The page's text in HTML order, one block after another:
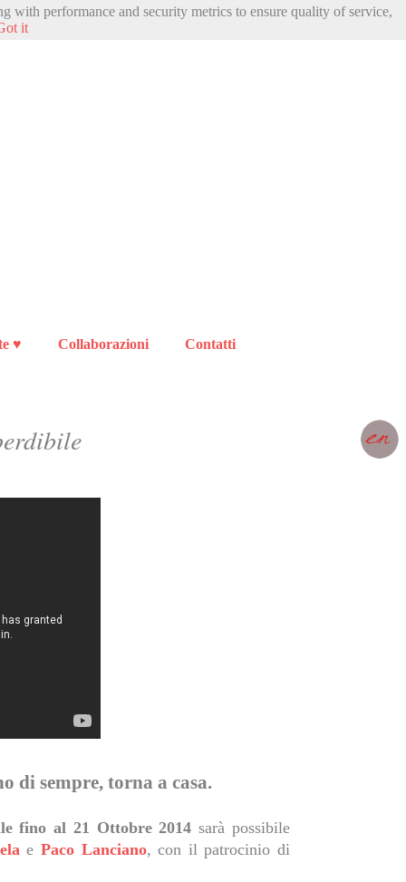
♥ Collaborazioni Contatti
di sempre, torna a casa.
fino al 21 Ottobre 2014 sarà possibile
e Paco Lanciano, con il patrocinio di
with performance and security metrics to ensure quality of service,
it